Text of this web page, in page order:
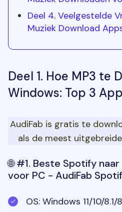
Deel 4. Veelgestelde
Muziek Download
Deel 1. Hoe MP3 te
Windows: Top 3
AudiFab is gratis te
als de meest
🌐 #1. Beste Spotify
voor PC - AudiFab
OS: Windows 11/10/8.1/